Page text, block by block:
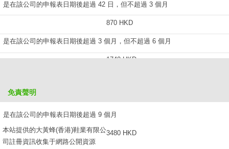
是在該公司的申報表日期後超過 42 日，但不超過 3 個月
870 HKD
是在該公司的申報表日期後超過 3 個月，但不超過 6 個月
1740 HKD
是在該公司的申報表日期後超過 9 個月
3480 HKD
免責聲明
本站提供的大黃蜂(香港)鞋業有限公
司註冊資訊收集于網路公開資源